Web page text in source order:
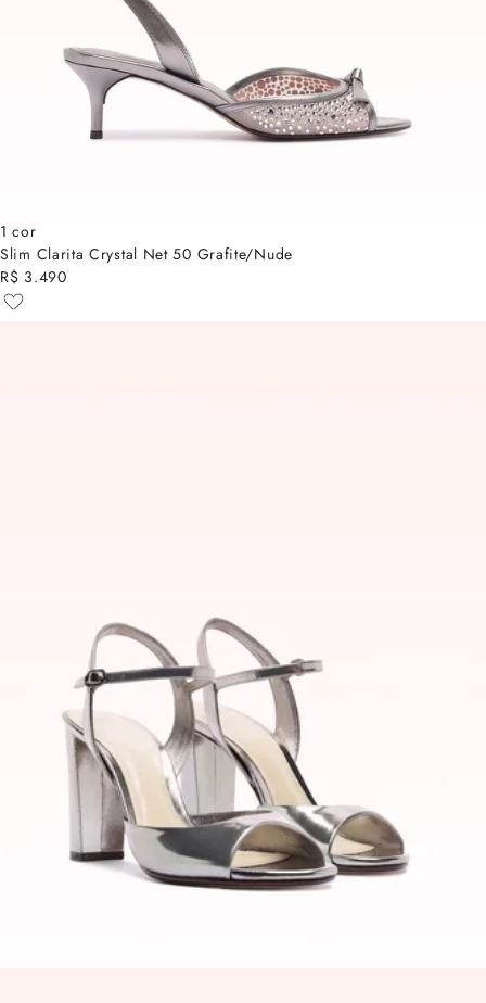
1 cor
Slim Clarita Crystal Net 50 Grafite/Nude
R$ 3.490